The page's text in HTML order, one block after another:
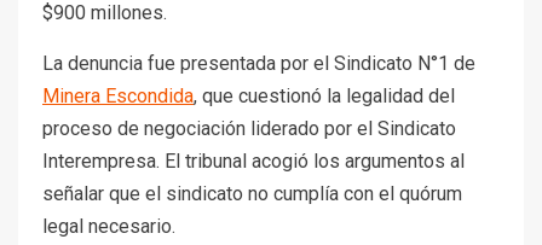
$900 millones.
La denuncia fue presentada por el Sindicato N°1 de
Minera Escondida, que cuestionó la legalidad del
proceso de negociación liderado por el Sindicato
Interempresa. El tribunal acogió los argumentos al
señalar que el sindicato no cumplía con el quórum
legal necesario.